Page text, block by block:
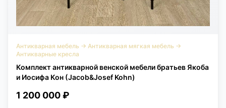
Антикварная мебель → Антикварная мягкая мебель →
Антикварные кресла
Комплект антикварной венской мебели братьев Якоба
и Иосифа Кон (Jacob&Josef Kohn)
1 200 000 ₽